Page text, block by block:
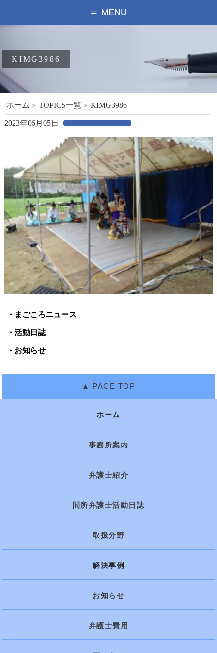
MENU
KIMG3986
ホーム TOPICS一覧 KIMG3986
2023年06月05日
まごころニュース
活動日誌
お知らせ
ホーム
事務所案内
弁護士紹介
間所弁護士活動日誌
取扱分野
解決事例
お知らせ
弁護士費用